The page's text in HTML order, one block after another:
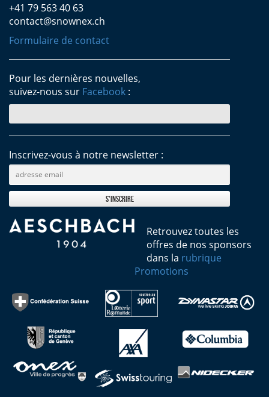
+41 79 563 40 63
contact@snownex.ch
Formulaire de contact
Pour les dernières nouvelles,
suivez-nous sur Facebook :
Inscrivez-vous à notre newsletter :
Retrouvez toutes les
offres de nos sponsors
dans la rubrique
Promotions